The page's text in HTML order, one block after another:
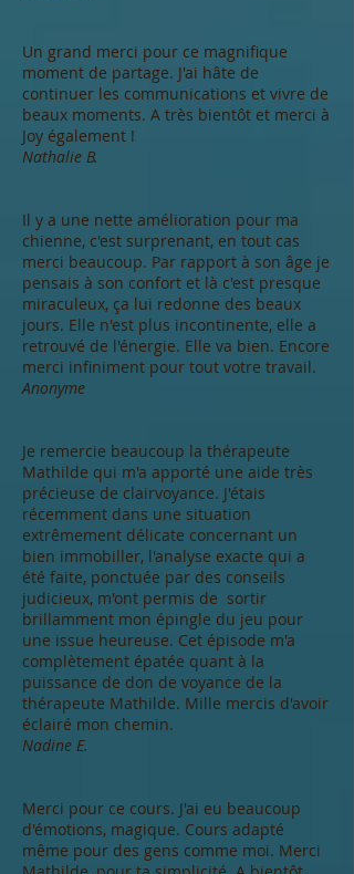
Un grand merci pour ce magnifique
moment de partage. J'ai hâte de
continuer les communications et vivre de
beaux moments. A très bientôt et merci à
Joy également !
Nathalie B.
Il y a une nette amélioration pour ma
chienne, c'est surprenant, en tout cas
merci beaucoup. Par rapport à son âge je
pensais à son confort et là c'est presque
miraculeux, ça lui redonne des beaux
jours. Elle n'est plus incontinente, elle a
retrouvé de l'énergie. Elle va bien. Encore
merci infiniment pour tout votre travail.
Anonyme
Je remercie beaucoup la thérapeute
Mathilde qui m'a apporté une aide très
précieuse de clairvoyance. J'étais
récemment dans une situation
extrêmement délicate concernant un
bien immobiller, l'analyse exacte qui a
été faite, ponctuée par des conseils
judicieux, m'ont permis de sortir
brillamment mon épingle du jeu pour
une issue heureuse. Cet épisode m'a
complètement épatée quant à la
puissance de don de voyance de la
thérapeute Mathilde. Mille mercis d'avoir
éclairé mon chemin.
Nadine E.
Merci pour ce cours. J'ai eu beaucoup
d'émotions, magique. Cours adapté
même pour des gens comme moi. Merci